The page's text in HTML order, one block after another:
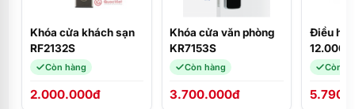
Khóa cửa khách sạn
RF2132S
Còn hàng
2.000.000đ
Khóa cửa văn phòng
KR7153S
Còn hàng
3.700.000đ
Điều
MSAFII-
Còn